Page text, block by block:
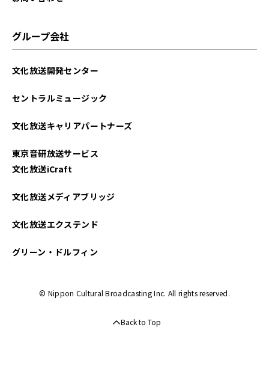
グループ会社
文化放送開発センター
セントラルミュージック
文化放送キャリアパートナーズ
東京音研放送サービス
文化放送iCraft
文化放送メディアブリッジ
文化放送エクステンド
グリーン・ドルフィン
© Nippon Cultural Broadcasting Inc. All rights reserved.
Back to Top